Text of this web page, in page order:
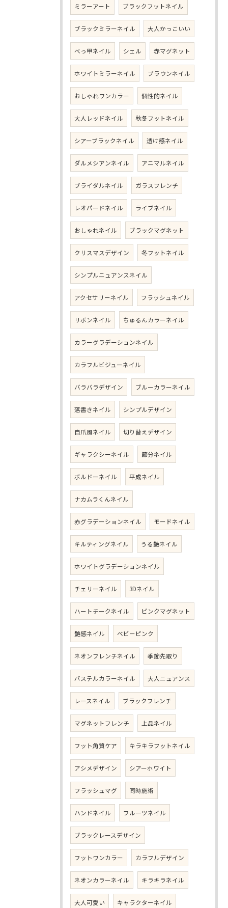
ミラーアート ブラックフットネイル
ブラックミラーネイル 大人かっこいい
べっ甲ネイル シェル 赤マグネット
ホワイトミラーネイル ブラウンネイル
おしゃれワンカラー 個性的ネイル
大人レッドネイル 秋冬フットネイル
シアーブラックネイル 透け感ネイル
ダルメシアンネイル アニマルネイル
ブライダルネイル ガラスフレンチ
レオパードネイル ライブネイル
おしゃれネイル ブラックマグネット
クリスマスデザイン 冬フットネイル
シンプルニュアンスネイル
アクセサリーネイル フラッシュネイル
リボンネイル ちゅるんカラーネイル
カラーグラデーションネイル
カラフルビジューネイル
バラバラデザイン ブルーカラーネイル
落書きネイル シンプルデザイン
自爪風ネイル 切り替えデザイン
ギャラクシーネイル 節分ネイル
ボルドーネイル 平成ネイル
ナカムラくんネイル
赤グラデーションネイル モードネイル
キルティングネイル うる艶ネイル
ホワイトグラデーションネイル
チェリーネイル 3Dネイル
ハートチークネイル ピンクマグネット
艶感ネイル ベビーピンク
ネオンフレンチネイル 季節先取り
パステルカラーネイル 大人ニュアンス
レースネイル ブラックフレンチ
マグネットフレンチ 上品ネイル
フット角質ケア キラキラフットネイル
アシメデザイン シアーホワイト
フラッシュマグ 同時施術
ハンドネイル フルーツネイル
ブラックレースデザイン
フットワンカラー カラフルデザイン
ネオンカラーネイル キラキラネイル
大人可愛い キャラクターネイル